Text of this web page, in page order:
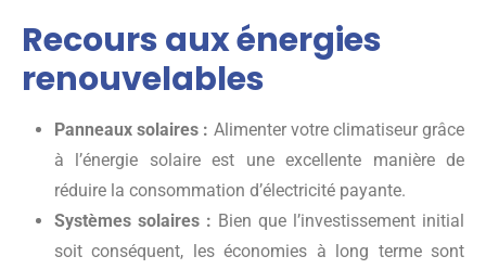
Recours aux énergies
renouvelables
Panneaux solaires : Alimenter votre climatiseur grâce
à l’énergie solaire est une excellente manière de
réduire la consommation d’électricité payante.
Systèmes solaires : Bien que l’investissement initial
soit conséquent, les économies à long terme sont